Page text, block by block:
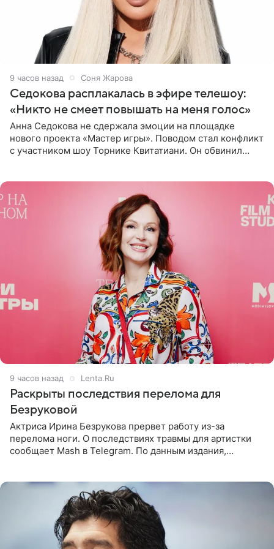
9 часов назад Соня Жарова
Седокова расплакалась в эфире телешоу:
«Никто не смеет повышать на меня голос»
Анна Седокова не сдержала эмоции на площадке
нового проекта «Мастер игры». Поводом стал конфликт
с участником шоу Торнике Квитатиани. Он обвинил
9 часов назад Lenta.Ru
Раскрыты последствия перелома для
Безруковой
Актриса Ирина Безрукова прервет работу из-за
перелома ноги. О последствиях травмы для артистки
сообщает Mash в Telegram. По данным издания,